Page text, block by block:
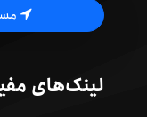
لینک‌های